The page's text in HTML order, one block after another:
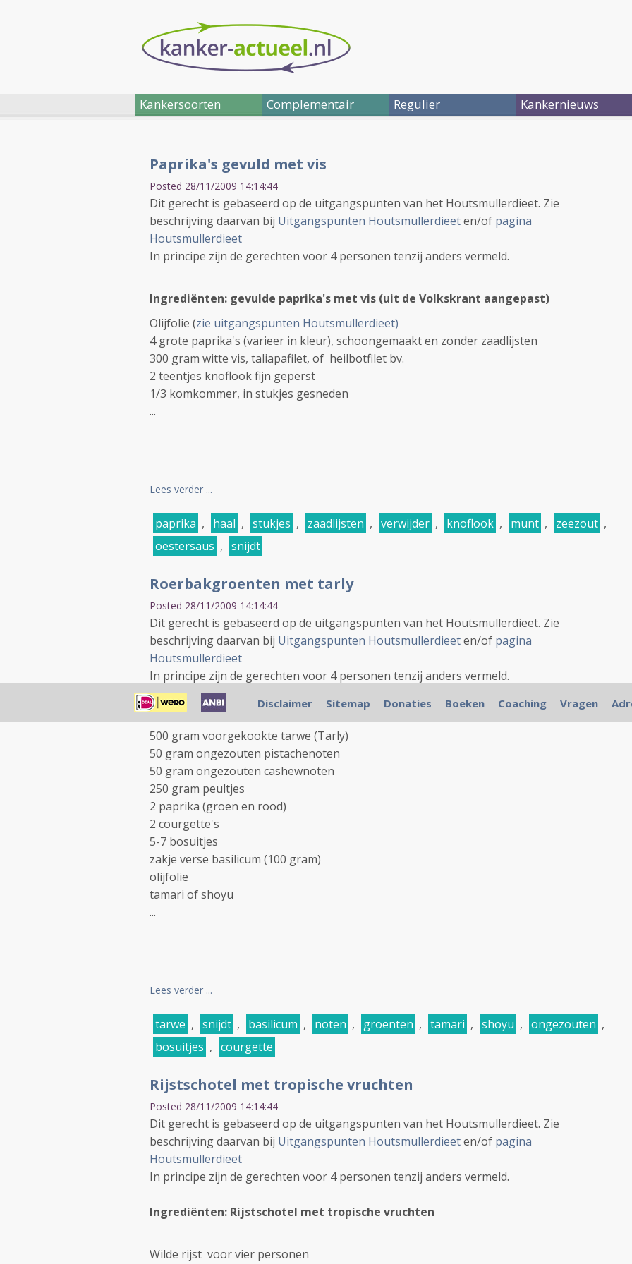
Kankersoorten Complementair Regulier Kankernieuws
Paprika's gevuld met vis
Posted 28/11/2009 14:14:44
Dit gerecht is gebaseerd op de uitgangspunten van het Houtsmullerdieet. Zie
beschrijving daarvan bij Uitgangspunten Houtsmullerdieeten/of pagina
Houtsmullerdieet
In principe zijn de gerechten voor 4 personen tenzij anders vermeld.
Ingrediënten: gevulde paprika's met vis (uit de Volkskrant aangepast)
Olijfolie (zie uitgangspunten Houtsmullerdieet)
4 grote paprika's (varieer in kleur), schoongemaakt en zonder zaadlijsten
300 gram witte vis, taliapafilet, of heilbotfilet bv.
2 teentjes knoflook fijn geperst
1/3 komkommer, in stukjes gesneden
...
Lees verder ...
paprika , haal , stukjes , zaadlijsten , verwijder , knoflook , munt , zeezout ,
oestersaus , snijdt
Roerbakgroenten met tarly
Posted 28/11/2009 14:14:44
Dit gerecht is gebaseerd op de uitgangspunten van het Houtsmullerdieet. Zie
beschrijving daarvan bij Uitgangspunten Houtsmullerdieeten/of pagina
Houtsmullerdieet
In principe zijn de gerechten voor 4 personen tenzij anders vermeld.
Ingrediënten Tarly (voorgekookte tarwe) met roergebakken groenten en
noten:
500 gram voorgekookte tarwe (Tarly)
50 gram ongezouten pistachenoten
50 gram ongezouten cashewnoten
250 gram peultjes
2 paprika (groen en rood)
2 courgette's
5-7 bosuitjes
zakje verse basilicum (100 gram)
olijfolie
tamari of shoyu
...
Lees verder ...
tarwe , snijdt , basilicum , noten , groenten , tamari , shoyu , ongezouten ,
bosuitjes , courgette
Rijstschotel met tropische vruchten
Posted 28/11/2009 14:14:44
Dit gerecht is gebaseerd op de uitgangspunten van het Houtsmullerdieet. Zie
beschrijving daarvan bij Uitgangspunten Houtsmullerdieeten/of pagina
Houtsmullerdieet
In principe zijn de gerechten voor 4 personen tenzij anders vermeld.
Ingrediënten: Rijstschotel met tropische vruchten
Wilde rijst voor vier personen
Disclaimer Sitemap Donaties Boeken Coaching Vragen